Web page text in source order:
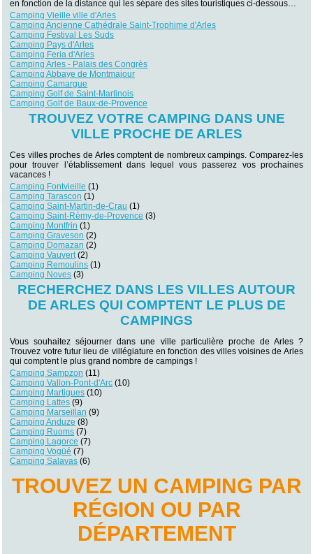
en fonction de la distance qui les sépare des sites touristiques ci-dessous…
Camping Vieille ville d'Arles
Camping Ancienne Cathédrale Saint-Trophime d'Arles
Camping Festival Les Suds
Camping Pays d'Arles
Camping Feria d'Arles
Camping Arles - Palais des Congrès
Camping Abbaye de Montmajour
Camping Camargue
Camping Golf de Saint-Martinois
Camping Golf de Baux-de-Provence
TROUVEZ VOTRE CAMPING DANS UNE
VILLE PROCHE DE ARLES
Ces villes proches de Arles comptent de nombreux campings. Comparez-les
pour trouver l’établissement dans lequel vous passerez vos prochaines
vacances !
Camping Fontvieille (1)
Camping Tarascon (1)
Camping Saint-Martin-de-Crau (1)
Camping Saint-Rémy-de-Provence (3)
Camping Montfrin (1)
Camping Graveson (2)
Camping Domazan (2)
Camping Vauvert(2)
Camping Remoulins (1)
Camping Noves (3)
RECHERCHEZ DANS LES VILLES AUTOUR
DE ARLES QUI COMPTENT LE PLUS DE
CAMPINGS
Vous souhaitez séjourner dans une ville particulière proche de Arles ?
Trouvez votre futur lieu de villégiature en fonction des villes voisines de Arles
qui comptent le plus grand nombre de campings !
Camping Sampzon (11)
Camping Vallon-Pont-d'Arc (10)
Camping Martigues (10)
Camping Lattes (9)
Camping Marseillan (9)
Camping Anduze (8)
Camping Ruoms (7)
Camping Lagorce (7)
Camping Vogüé (7)
Camping Salavas (6)
TROUVEZ UN CAMPING PAR
RÉGION OU PAR
DÉPARTEMENT